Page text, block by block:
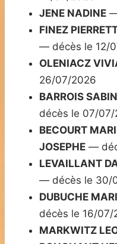
JENE NADINE
FINEZ
— décès le 12/
OLENIACZ
26/07/2026
BARROIS
décès le 07/07/
BECOURT
JOSEPHE —
LEVAILLANT
— décès le 30/
DUBUCHE
décès le 16/07/
MARKWITZ